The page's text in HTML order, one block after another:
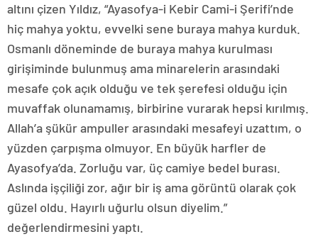
altını çizen Yıldız, “Ayasofya-i Kebir Cami-i Şerifi’nde
hiç mahya yoktu, evvelki sene buraya mahya kurduk.
Osmanlı döneminde de buraya mahya kurulması
girişiminde bulunmuş ama minarelerin arasındaki
mesafe çok açık olduğu ve tek şerefesi olduğu için
muvaffak olunamamış, birbirine vurarak hepsi kırılmış.
Allah’a şükür ampuller arasındaki mesafeyi uzattım, o
yüzden çarpışma olmuyor. En büyük harfler de
Ayasofya’da. Zorluğu var, üç camiye bedel burası.
Aslında işçiliği zor, ağır bir iş ama görüntü olarak çok
güzel oldu. Hayırlı uğurlu olsun diyelim.”
değerlendirmesini yaptı.